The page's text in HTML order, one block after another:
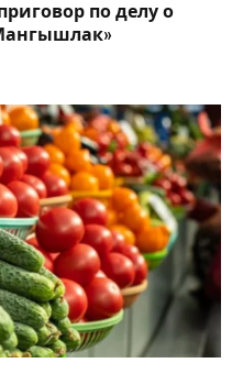
по делу о